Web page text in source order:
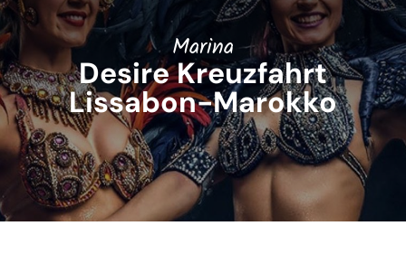
Marina
Desire Kreuzfahrt
Lissabon-Marokko